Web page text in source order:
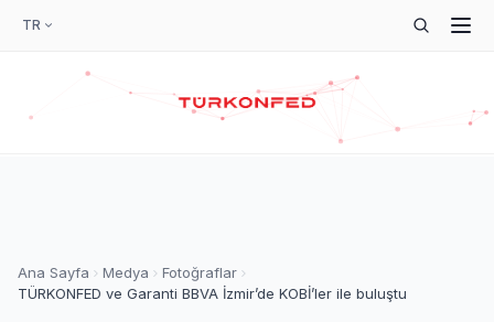
TR
Ana Sayfa Medya
Fotoğraflar
TÜRKONFED ve Garanti BBVA İzmir’de KOBİ’ler ile buluştu